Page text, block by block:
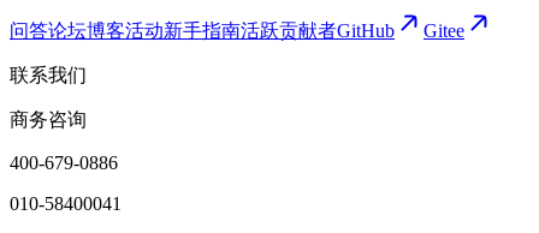
问答论坛博客活动新手指南活跃贡献者GitHub Gitee
联系我们
商务咨询
400-679-0886
010-58400041